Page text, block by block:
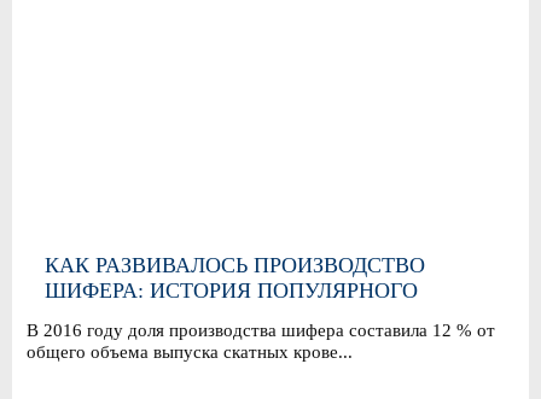
КАК РАЗВИВАЛОСЬ ПРОИЗВОДСТВО
ШИФЕРА: ИСТОРИЯ ПОПУЛЯРНОГО
В 2016 году доля производства шифера составила 12 % от
общего объема выпуска скатных крове...